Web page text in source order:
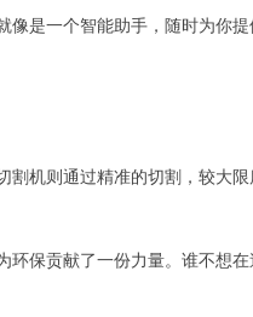
是一个智能助手，随时为你
机则通过精准的切割，较大
保贡献了一份力量。谁不想